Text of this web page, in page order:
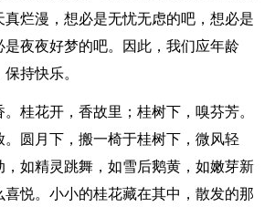
真烂漫，想必是无忧无虑的吧，想必是
夜夜好梦的吧。因此，我们应年龄
持快乐。
桂花开，香故里；桂树下，嗅芬芳。
圆月下，搬一椅于桂树下，微风轻
如精灵跳舞，如雪后鹅黄，如嫩芽新
悦。小小的桂花藏在其中，散发的那